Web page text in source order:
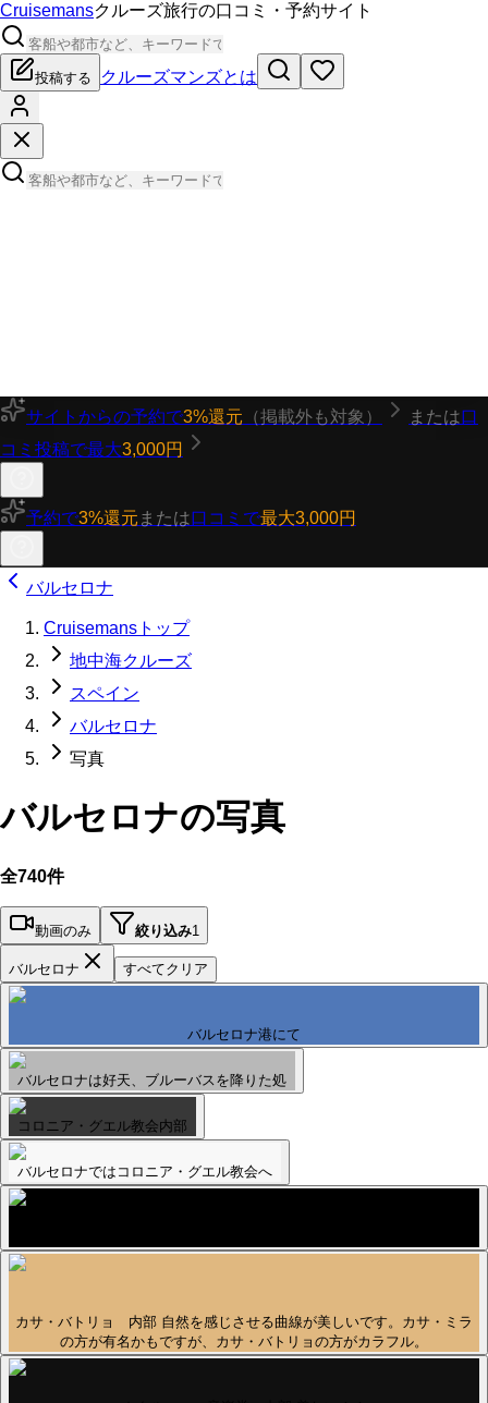
Cruisemansクルーズ旅行の口コミ・予約サイト
投稿する クルーズマンズとは
サイトからの予約で3%還元 （掲載外も対象） または口
コミ投稿で最大3,000円
予約で3%還元 または口コミで最大3,000円
バルセロナ
Cruisemansトップ
地中海クルーズ
スペイン
バルセロナ
写真
バルセロナの写真
全740件
動画のみ 絞り込み1
バルセロナ すべてクリア
バルセロナ港にて
バルセロナは好天、ブルーバスを降りた処
コロニア・グエル教会内部
バルセロナではコロニア・グエル教会へ
カサ・バトリョ 内部 自然を感じさせる曲線が美しいです。カサ・ミラ
の方が有名かもですが、カサ・バトリョの方がカラフル。